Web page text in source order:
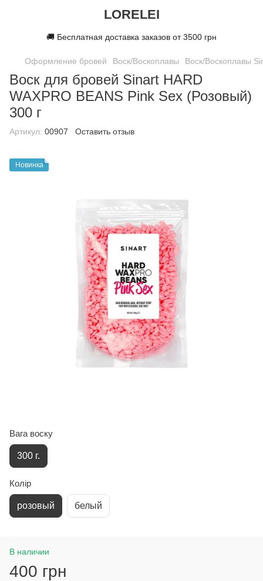
LORELEI
🚚 Бесплатная доставка заказов от 3500 грн
Оформление бровей Воск/Воскоплавы Воск/Воскоплавы
Воск для бровей Sinart HARD
WAXPRO BEANS Pink Sex (Розовый)
300 г
Артикул: 00907 Оставить отзыв
Новинка
Вага воску
300 г.
Колір
розовый белый
В наличии
400 грн